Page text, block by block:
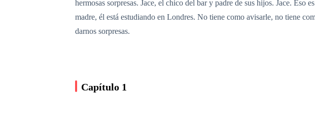
hermosas sorpresas. Jace, el chico del bar y padre de sus hijos. Jace. Eso
madre, él está estudiando en Londres. No tiene como avisarle, no tiene
darnos sorpresas.
Capítulo 1